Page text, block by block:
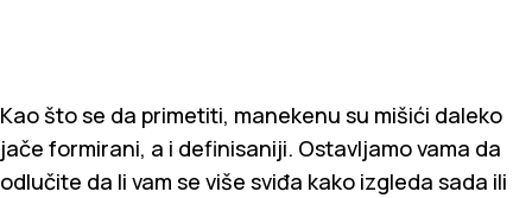
Kao što se da primetiti, manekenu su mišići daleko
jače formirani, a i definisaniji. Ostavljamo vama da
odlučite da li vam se više sviđa kako izgleda sada ili